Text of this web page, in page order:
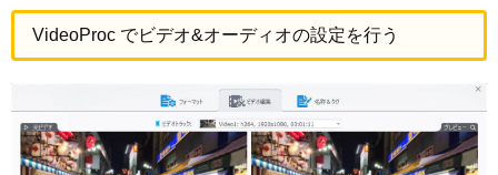
VideoProc でビデオ&オーディオの設定を行う